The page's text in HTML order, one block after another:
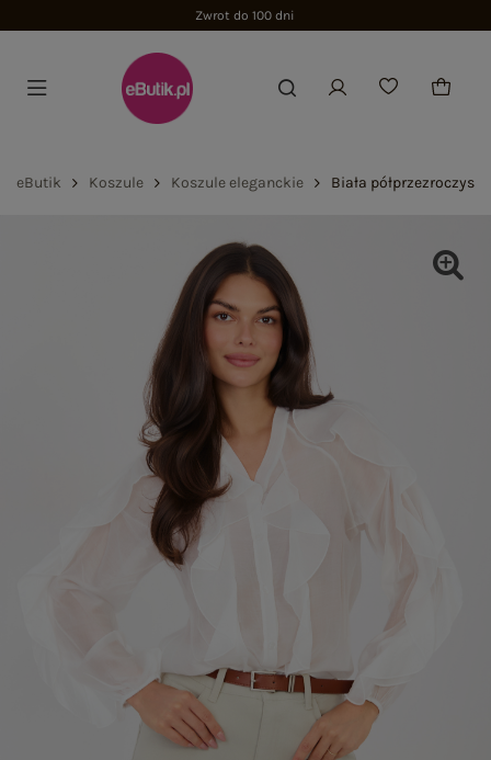
Zwrot do 100 dni
eButik Koszule Koszule eleganckie Biała